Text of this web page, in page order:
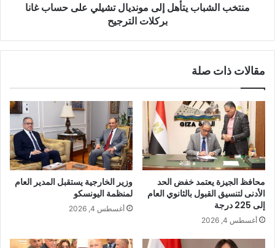
منتخب الشباب يتأهل إلى مونديال تشيلي على حساب غانا
بركلات الترجيح
مقالات ذات صلة
محافظ الجيزة يعتمد خفض الحد
الأدنى لتنسيق القبول بالثانوي العام
إلى 225 درجة
أغسطس 4, 2026
وزير الخارجية يستقبل المدير العام
لمنظمة اليونسكو
أغسطس 4, 2026